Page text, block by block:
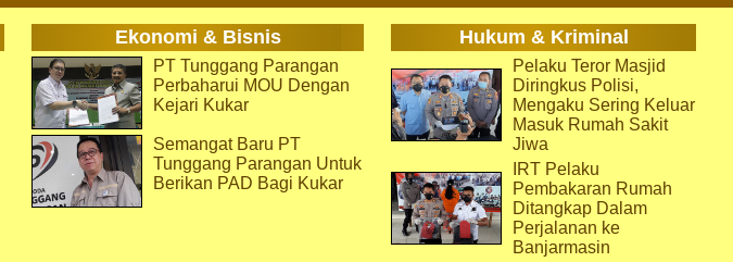
Ekonomi & Bisnis Hukum & Kriminal
PT Tunggang Parangan
Perbaharui MOU Dengan
Kejari Kukar
Semangat Baru PT
Tunggang Parangan Untuk
Berikan PAD Bagi Kukar
Pelaku Teror Masjid
Diringkus Polisi,
Mengaku Sering Keluar
Masuk Rumah Sakit
Jiwa
IRT Pelaku
Pembakaran Rumah
Ditangkap Dalam
Perjalanan ke
Banjarmasin